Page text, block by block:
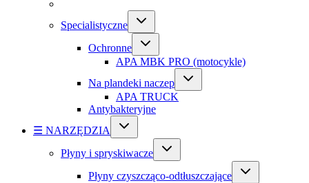
Specialistyczne
Ochronne
APA MBK PRO (motocykle)
Na plandeki naczep
APA TRUCK
Antybakteryjne
☰ NARZĘDZIA
Płyny i spryskiwacze
Płyny czyszcząco-odtłuszczające